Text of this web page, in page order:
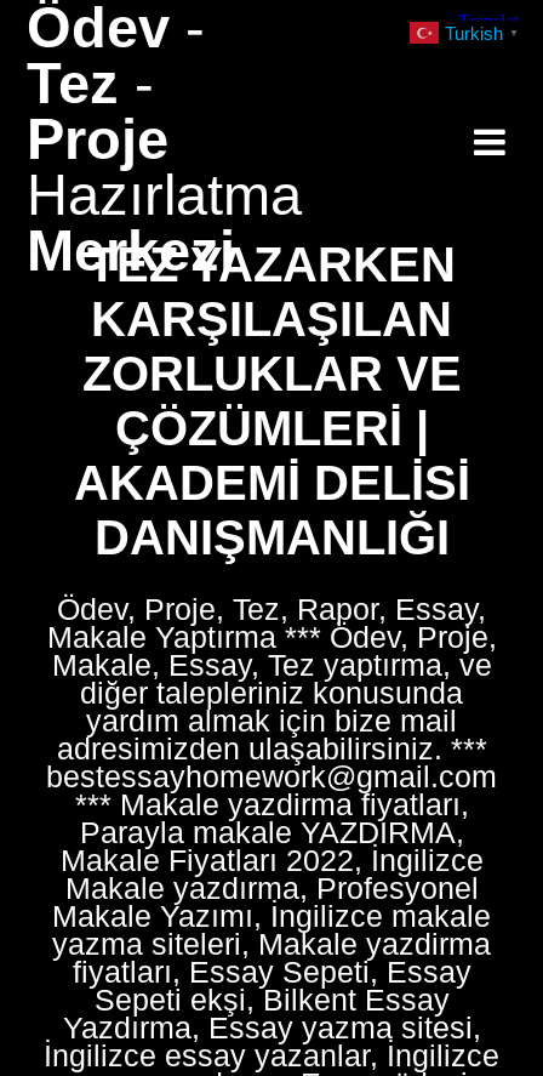
Ödev -
Tez -
Proje
Hazırlatma
Merkezi
TEZ YAZARKEN
KARŞILAŞILAN
ZORLUKLAR VE
ÇÖZÜMLERI |
AKADEMI DELISI
DANIŞMANLIĞI
Ödev, Proje, Tez, Rapor, Essay,
Makale Yaptırma *** Ödev, Proje,
Makale, Essay, Tez yaptırma, ve
diğer talepleriniz konusunda
yardım almak için bize mail
adresimizden ulaşabilirsiniz. ***
bestessayhomework@gmail.com
*** Makale yazdirma fiyatları,
Parayla makale YAZDIRMA,
Makale Fiyatları 2022, İngilizce
Makale yazdırma, Profesyonel
Makale Yazımı, İngilizce makale
yazma siteleri, Makale yazdirma
fiyatları, Essay Sepeti, Essay
Sepeti ekşi, Bilkent Essay
Yazdırma, Essay yazma sitesi,
İngilizce essay yazanlar, İngilizce
Turkish ▼